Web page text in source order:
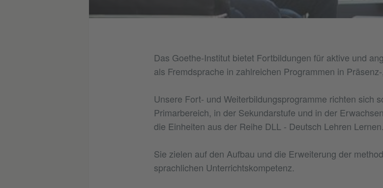
Das Goethe-Institut bietet Fortbildungen für aktive und
als Fremdsprache in zahlreichen Programmen in
Unsere Fort- und Weiterbildungsprogramme richten sich
Primarbereich, in der Sekundarstufe und in der
die Einheiten aus der Reihe DLL - Deutsch Lehren Lernen.
Sie zielen auf den Aufbau und die Erweiterung der
sprachlichen Unterrichtskompetenz.